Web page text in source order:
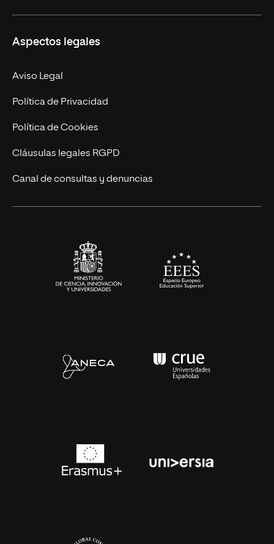
Doctorados
Experto Universitario
Postgrados
Cursos Universitarios
Facultades
Nuestro Equipo
Trabaja en UNIR
Actualidad
UNIR Revista
Eventos
Aspectos legales
Aviso Legal
Política de Privacidad
Política de Cookies
Cláusulas legales RGPD
Canal de consultas y denuncias